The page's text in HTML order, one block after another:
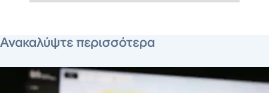
Ανακαλύψτε περισσότερα
1 Μαΐου 2026